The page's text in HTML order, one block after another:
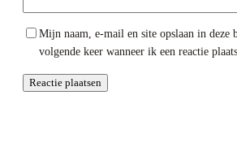
Mijn naam, e-mail en site opslaan in deze
volgende keer wanneer ik een reactie